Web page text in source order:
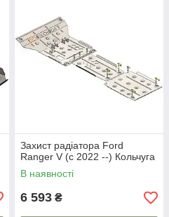
Захист радіатора Ford
Ranger V (c 2022 --) Кольчуга
В наявності
6 593 ₴